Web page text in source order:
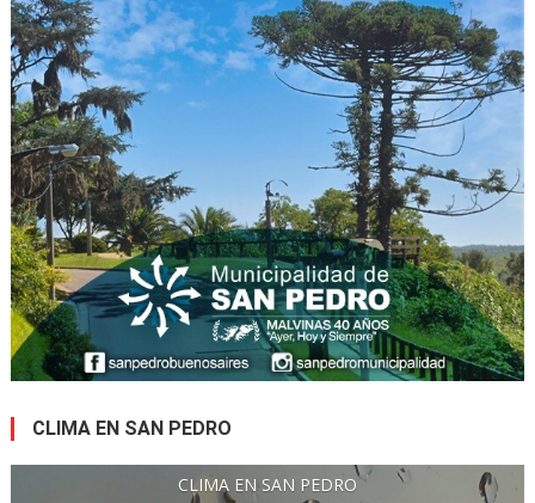
CLIMA EN SAN PEDRO
CLIMA EN SAN PEDRO